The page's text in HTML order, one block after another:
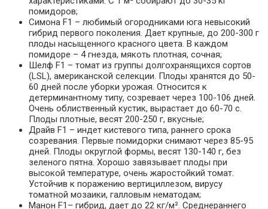
помидоров;
Симона F1 – любимый огородниками юга невысокий
гибрид первого поколения. Дает крупные, до 200-300 г
плоды насыщенного красного цвета. В каждом
помидоре – 4 гнезда, мякоть плотная, сочная;
Шелф F1 – томат из группы долгохранящихся сортов
(LSL), американской селекции. Плоды хранятся до 50-
60 дней после уборки урожая. Относится к
детерминантному типу, созревает через 100-106 дней.
Очень облиственный кустик, вырастает до 60-70 с.
Плоды плотные, весят 200-250 г, вкусные;
Драйв F1 – индет кистевого типа, раннего срока
созревания. Первые помидорки снимают через 85-95
дней. Плоды округлой формы, весят 130-140 г, без
зеленого пятна. Хорошо завязывает плоды при
высокой температуре, очень жаростойкий томат.
Устойчив к поражению вертициллезом, вирусу
томатной мозаики, галловым нематодам;
Манон F1– гибрид, дает до 22 кг/м². Среднераннего